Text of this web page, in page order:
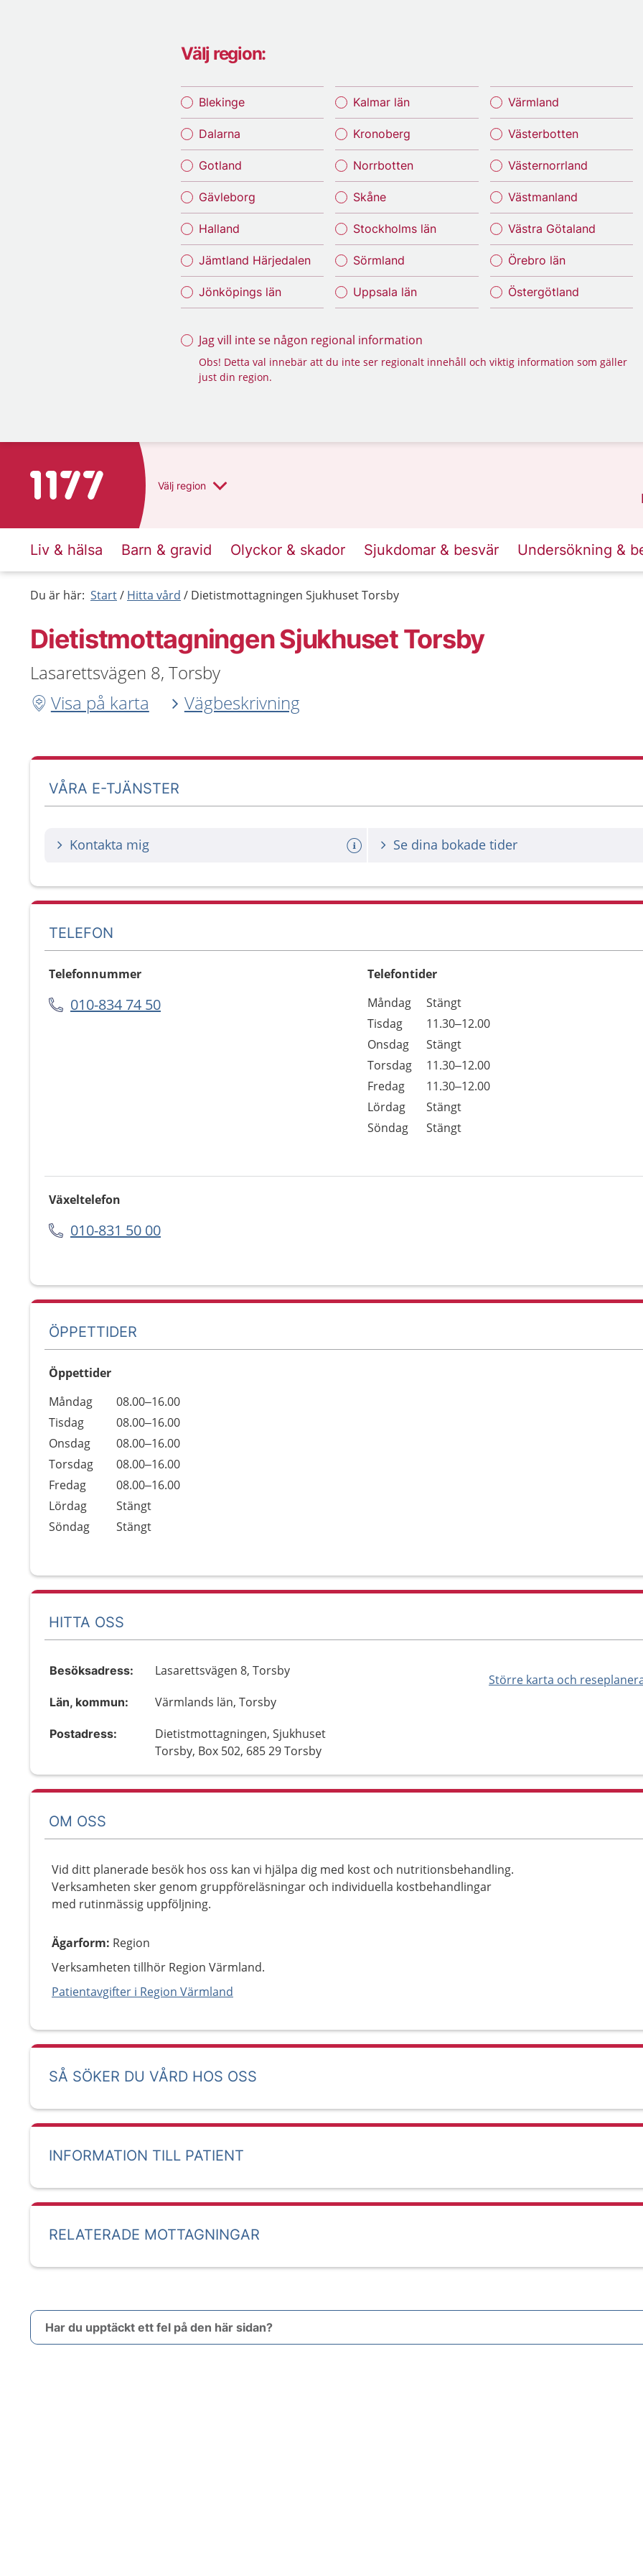
Välj region:
Blekinge
Dalarna
Gotland
Gävleborg
Halland
Jämtland Härjedalen
Jönköpings län
Kalmar län
Kronoberg
Norrbotten
Skåne
Stockholms län
Sörmland
Uppsala län
Värmland
Västerbotten
Västernorrland
Västmanland
Västra Götaland
Örebro län
Östergötland
Jag vill inte se någon regional information
Obs! Detta val innebär att du inte ser regionalt innehåll och viktig information som gäller
just din region.
Till startsidan för 1177 Välj region
Liv & hälsa Barn & gravid Olyckor & skador Sjukdomar & besvär Undersökning &
Du är här: Start Hitta vård Dietistmottagningen Sjukhuset Torsby
Dietistmottagningen Sjukhuset Torsby
Lasarettsvägen 8, Torsby
Visa på karta
Vägbeskrivning
VÅRA E-TJÄNSTER
Kontakta mig Se dina bokade tider
TELEFON
Telefonnummer
010-834 74 50
Telefontider
Dag
Öppettider
Kommentarer
Måndag
Stängt
Tisdag
11.30–12.00
Onsdag
Stängt
Torsdag
11.30–12.00
Fredag
11.30–12.00
Lördag
Stängt
Söndag
Stängt
Växeltelefon
010-831 50 00
ÖPPETTIDER
Öppettider
Dag
Öppettider
Kommentarer
Måndag
08.00–16.00
Tisdag
08.00–16.00
Onsdag
08.00–16.00
Torsdag
08.00–16.00
Fredag
08.00–16.00
Lördag
Stängt
Söndag
Stängt
HITTA OSS
Större karta och
Besöksadress: Lasarettsvägen 8, Torsby
Län, kommun: Värmlands län, Torsby
Postadress:
Dietistmottagningen, Sjukhuset
Torsby, Box 502, 685 29 Torsby
OM OSS
Vid ditt planerade besök hos oss kan vi hjälpa dig med kost och nutritionsbehandling.
Verksamheten sker genom gruppföreläsningar och individuella kostbehandlingar
med rutinmässig uppföljning.
Ägarform: Region
Verksamheten tillhör Region Värmland.
Patientavgifter i Region Värmland
SÅ SÖKER DU VÅRD HOS OSS
INFORMATION TILL PATIENT
RELATERADE MOTTAGNINGAR
Har du upptäckt ett fel på den här sidan?